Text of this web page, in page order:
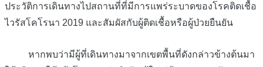
ประวัติการเดินทางไปสถานที่ที่มีการแพร่ระบาดของโรคติดเชื้อ
ไวรัสโคโรนา 2019 และสัมผัสกับผู้ติดเชื้อหรือผู้ป่วยยืนยัน
หากพบว่ามีผู้ที่เดินทางมาจากเขตพื้นที่ดังกล่าวข้างต้นมา